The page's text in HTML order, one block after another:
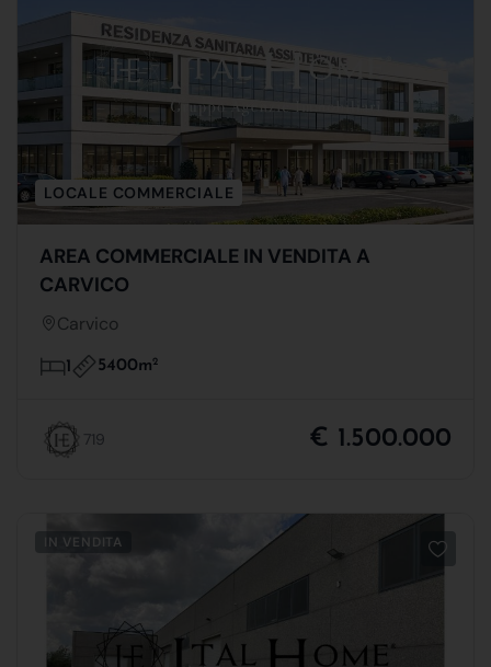
LOCALE COMMERCIALE
AREA COMMERCIALE IN VENDITA A
CARVICO
Carvico
1 5400m2
719 € 1.500.000
IN VENDITA